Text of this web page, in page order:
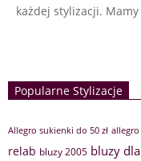
każdej stylizacji.
Popularne Stylizacje
Allegro sukienki do 50 zł
relab bluzy 2005 bluzy